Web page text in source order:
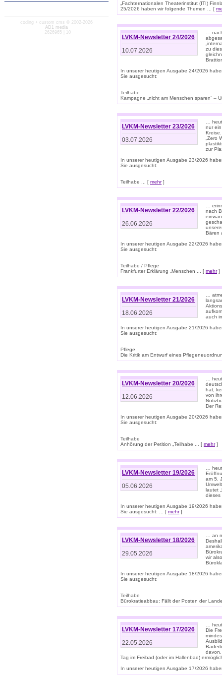
coding + custom cms © 2002-2026
AD1 media
· 2626965 | 10
„Fachternationalen Theaterinstitut (ITI)
25/2026 haben wir folgende Themen ... [
LVKM-Newsletter 24/2026
10.07.2026
…
zu
In unserer heutigen Ausgabe 24/2026
Sie ausgesucht:
Teilhabe
Kampagne „nicht am Menschen sparen“ –
LVKM-Newsletter 23/2026
03.07.2026
…
nur
„Zero
zur
In unserer heutigen Ausgabe 23/2026
Sie ausgesucht:
Teilhabe ... [ mehr]
LVKM-Newsletter 22/2026
26.06.2026
…
nach
Bären
In unserer heutigen Ausgabe 22/2026
Sie ausgesucht:
Teilhabe / Pflege
Frankfurter Erklärung „Menschen ... [ mehr]
LVKM-Newsletter 21/2026
18.06.2026
…
auch
In unserer heutigen Ausgabe 21/2026
Sie ausgesucht:
Pflege
Die Kritik am Entwurf eines
LVKM-Newsletter 20/2026
12.06.2026
…
hat,
von
Der
In unserer heutigen Ausgabe 20/2026
Sie ausgesucht:
Teilhabe
Anhörung der Petition „Teilhabe ... [ mehr]
LVKM-Newsletter 19/2026
05.06.2026
…
am 5.
lautet
dieses
In unserer heutigen Ausgabe 19/2026
Sie ausgesucht: ... [ mehr]
LVKM-Newsletter 18/2026
29.05.2026
… an
wir
In unserer heutigen Ausgabe 18/2026
Sie ausgesucht:
Teilhabe
Bürokratieabbau: Fällt der Posten der
LVKM-Newsletter 17/2026
22.05.2026
…
Die
davon.
Tag im Freibad (oder im Hallenbad)
In unserer heutigen Ausgabe 17/2026